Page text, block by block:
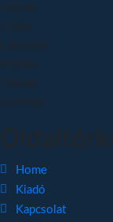
Home
Kiadó
Kapcsolat